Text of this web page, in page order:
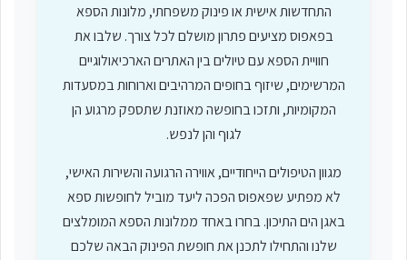
התחדשות אישית או פינוק משפחתי, מלונות הספא
בפאפוס מציעים פתרון מושלם לכל צורך. שלבו את
חוויית הספא עם טיולים בין האתרים הארכיאולוגיים
המרשימים, שיזוף בחופים המרהיבים וארוחות במסעדות
המקומיות, ותזכו בחופשה מאוזנת שתספק מרגוע הן
לגוף והן לנפש.
מגוון הטיפולים הייחודיים, אווירה הרגועה והשירות האישי,
לא מפתיע שפאפוס הפכה ליעד מוביל לחופשות ספא
באגן הים התיכון. בחרו באחד ממלונות הספא המומלצים
שלנו והתחילו לתכנן את חופשת הפינוק הבאה שלכם